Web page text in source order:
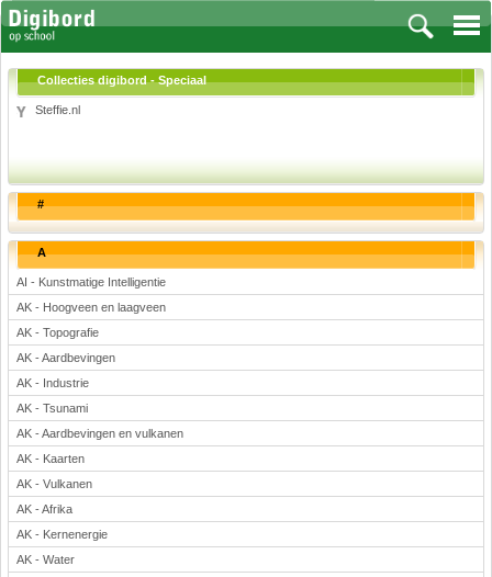
Vakken
Aardrijkskunde
Biologie
Engels
Frans, Duits, Chinees, Spaans
Geschiedenis
Handvaardigheid en Tekenen
Kunst en Cultuur
Levensbeschouwing
Lichamelijke opvoeding
Muziek
Natuurkunde
Nederlands
Rekenen
Scheikunde
Sport
Collecties digibord - Speciaal
Steffie.nl
#
A
AI - Kunstmatige Intelligentie
AK - Hoogveen en laagveen
AK - Topografie
AK - Aardbevingen
AK - Industrie
AK - Tsunami
AK - Aardbevingen en vulkanen
AK - Kaarten
AK - Vulkanen
AK - Afrika
AK - Kernenergie
AK - Water